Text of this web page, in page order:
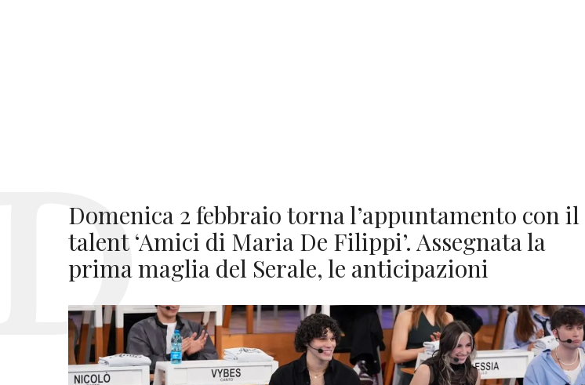
Domenica 2 febbraio torna l’appuntamento con il
talent ‘Amici di Maria De Filippi’. Assegnata la
prima maglia del Serale, le anticipazioni